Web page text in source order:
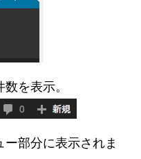
を表示。
部分に表示されま